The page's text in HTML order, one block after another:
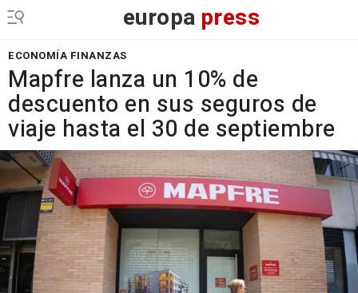
europa press
ECONOMÍA FINANZAS
Mapfre lanza un 10% de
descuento en sus seguros de
viaje hasta el 30 de septiembre